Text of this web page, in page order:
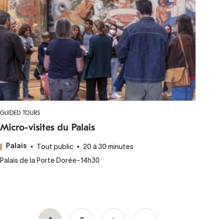
GUIDED TOURS
Micro-visites du Palais
Palais Tout public
20 à 30 minutes
Palais de la Porte Dorée-14h30